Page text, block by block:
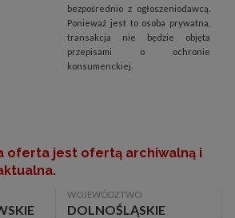
bezpośrednio z ogłoszeniodawcą.
Ponieważ jest to osoba prywatna,
transakcja nie będzie objęta
przepisami o ochronie
konsumenckiej.
oferta jest ofertą archiwalną i
WOJEWÓDZTWO
DOLNOŚLĄSKIE